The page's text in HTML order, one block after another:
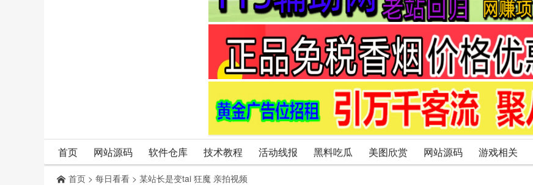
首页 网站源码 软件仓库 技术教程 活动线报 黑料吃瓜 美图欣赏 网站源码 游戏相关
首页 > 每日看看 > 某站长是变tai 狂魔 亲拍视频